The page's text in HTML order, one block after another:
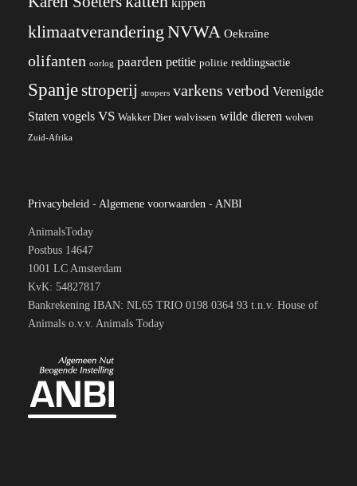
klimaatverandering NVWA Oekraïne
olifanten oorlog paarden petitie politie reddingsactie
Spanjestroperij stropers varkens verbod Verenigde
Staten vogels VS Wakker Dier walvissen wilde dieren wolven
Zuid-Afrika
Privacybeleid - Algemene voorwaarden - ANBI
AnimalsToday
Postbus 14647
1001 LC Amsterdam
KvK: 54827817
Bankrekening IBAN: NL65 TRIO 0198 0364 93 t.n.v. House of
Animals o.v.v. Animals Today